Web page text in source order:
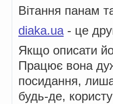
Вітання панам
diaka.ua- це
Якщо описати
Працює вона
посидання,
будь-де,